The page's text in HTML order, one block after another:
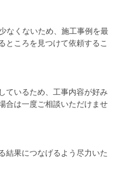
なくないため、施工事例を最
ところを見つけて依頼するこ
ているため、工事内容が好み
合は一度ご相談いただけませ
結果につなげるよう尽力いた